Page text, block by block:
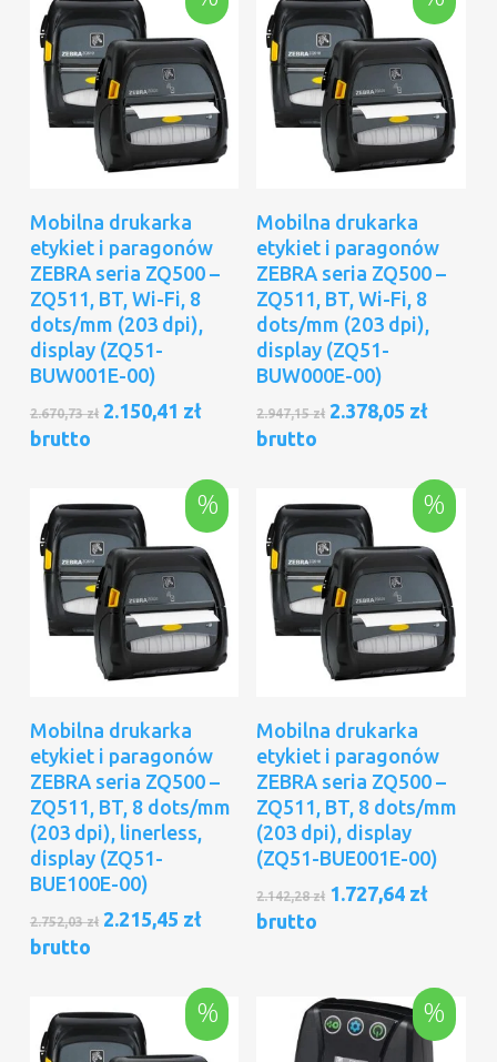
Dodaj Do Koszyka
Mobilna drukarka
etykiet i paragonów
ZEBRA seria ZQ500 –
ZQ511, BT, Wi-Fi, 8
dots/mm (203 dpi),
display (ZQ51-
BUW001E-00)
2.670,73zł Pierwotna
2.670,73 zł.
2.150,41 złAktualna
2.150,41 zł.
brutto
Dodaj Do Koszyka
Mobilna drukarka
etykiet i paragonów
ZEBRA seria ZQ500 –
ZQ511, BT, Wi-Fi, 8
dots/mm (203 dpi),
display (ZQ51-
BUW000E-00)
2.947,15zł Pierwotna
2.947,15 zł.
2.378,05 zł
brutto
%
Dodaj Do Koszyka
Mobilna drukarka
etykiet i paragonów
ZEBRA seria ZQ500 –
ZQ511, BT, 8 dots/mm
(203 dpi), linerless,
display (ZQ51-
BUE100E-00)
2.752,03zł Pierwotna
2.752,03 zł.
2.215,45 złAktualna
2.215,45 zł.
brutto
%
Dodaj Do Koszyka
Mobilna drukarka
etykiet i paragonów
ZEBRA seria ZQ500 –
ZQ511, BT, 8 dots/mm
(203 dpi), display
(ZQ51-BUE001E-00)
2.142,28zł Pierwotna
1.727,64 zł
brutto
% %